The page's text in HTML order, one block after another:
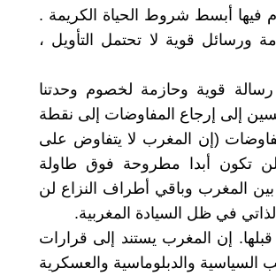
فيها أبسط شروط الحياة الكريمة .
ورسائل قوية لا تحتمل التأويل ،
قوية وحازمة لخصوم وحدتنا
إلى إرجاع المفاوضات إلى نقطة
(إن المغرب لا يتفاوض على
تكون أبدا مطروحة فوق طاولة
بين المغرب وباقي أطراف النزاع لن
في ظل السيادة المغربية.
الأمن منذ 2007 تجُبّ ما قبلها. إن المغرب يستند إلى قرارات
والدبلوماسية والعسكرية